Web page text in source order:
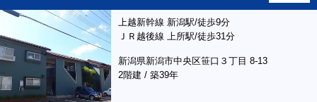
上越新幹線 新潟駅/徒歩9分
ＪＲ越後線 上所駅/徒歩31分
新潟県新潟市中央区笹口３丁目 8-13
2階建 / 築39年